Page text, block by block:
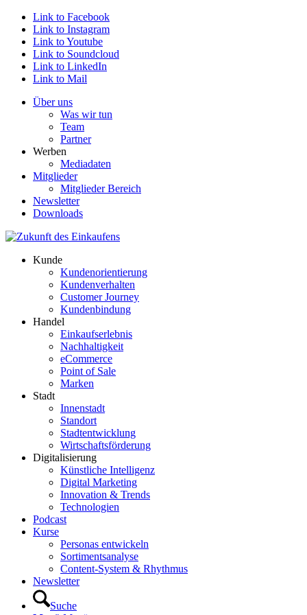
Link to Facebook
Link to Instagram
Link to Youtube
Link to Soundcloud
Link to LinkedIn
Link to Mail
Über uns
Was wir tun
Team
Partner
Werben
Mediadaten
Mitglieder
Mitglieder Bereich
Newsletter
Downloads
Kunde
Kundenorientierung
Kundenverhalten
Customer Journey
Kundenbindung
Handel
Einkaufserlebnis
Nachhaltigkeit
eCommerce
Point of Sale
Marken
Stadt
Innenstadt
Standort
Stadtentwicklung
Wirtschaftsförderung
Digitalisierung
Künstliche Intelligenz
Digital Marketing
Innovation & Trends
Technologien
Podcast
Kurse
Personas entwickeln
Sortimentsanalyse
Content-System & Rhythmus
Newsletter
Suche